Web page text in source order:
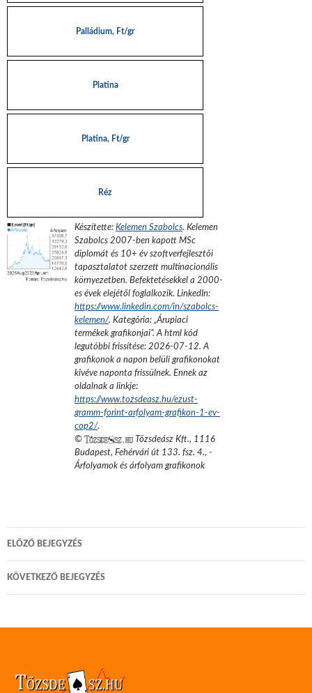
Palládium, Ft/gr
Platina
Platina, Ft/gr
Réz
Készítette: Kelemen Szabolcs. Kelemen
Szabolcs 2007-ben kapott MSc
diplomát és 10+ év szoftverfejlesztői
tapasztalatot szerzett multinacionális
környezetben. Befektetésekkel a 2000-
es évek elejétől foglalkozik. LinkedIn:
https://www.linkedin.com/in/szabolcs-
kelemen/. Kategória: „Árupiaci
termékek grafikonjai”.A html kód
legutóbbi frissítése: 2026-07-12. A
grafikonok a napon belüli grafikonokat
kivéve naponta frissülnek. Ennek az
oldalnak a linkje:
https://www.tozsdeasz.hu/ezust-
gramm-forint-arfolyam-grafikon-1-ev-
cop2/.
©
Tőzsdeász Kft., 1116
Budapest, Fehérvári út 133. fsz. 4., -
Árfolyamok és árfolyam grafikonok
Bejegyzés
navigáció
ELŐZŐ BEJEGYZÉS
KÖVETKEZŐ BEJEGYZÉS